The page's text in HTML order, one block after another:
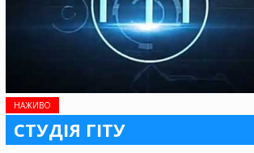
НАЖИВО
СТУДІЯ ГІТУ